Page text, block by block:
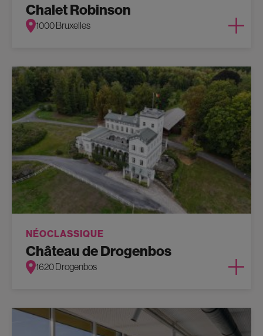
Chalet Robinson
1000 Bruxelles
NÉOCLASSIQUE
Château de Drogenbos
1620 Drogenbos